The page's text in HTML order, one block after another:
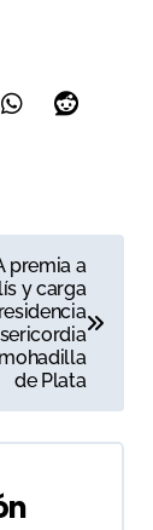
premia a
y carga
de Plata